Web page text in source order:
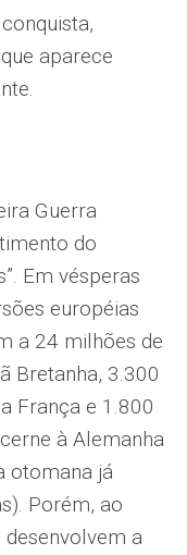
aparece
Guerra
do
Em vésperas
européias
a 24 milhões de
Bretanha, 3.300
França e 1.800
à Alemanha
otomana já
Porém, ao
a